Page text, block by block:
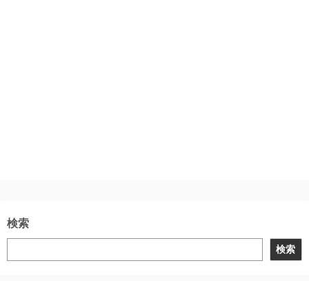
検索
検索